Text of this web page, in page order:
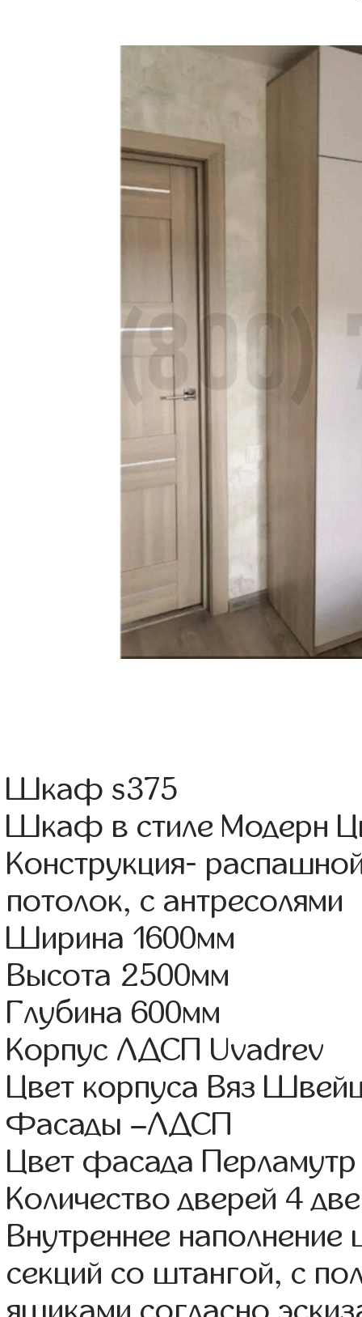
Шкаф s375
Шкаф в стиле Модерн
Конструкция-
потолок, с антресолями
Ширина 1600мм
Высота 2500мм
Глубина 600мм
Корпус ЛДСП Uvadrev
Цвет корпуса Вяз
Фасады –ЛДСП
Цвет фасада Перламутр
Количество дверей 4
Внутреннее
секций со штангой, с